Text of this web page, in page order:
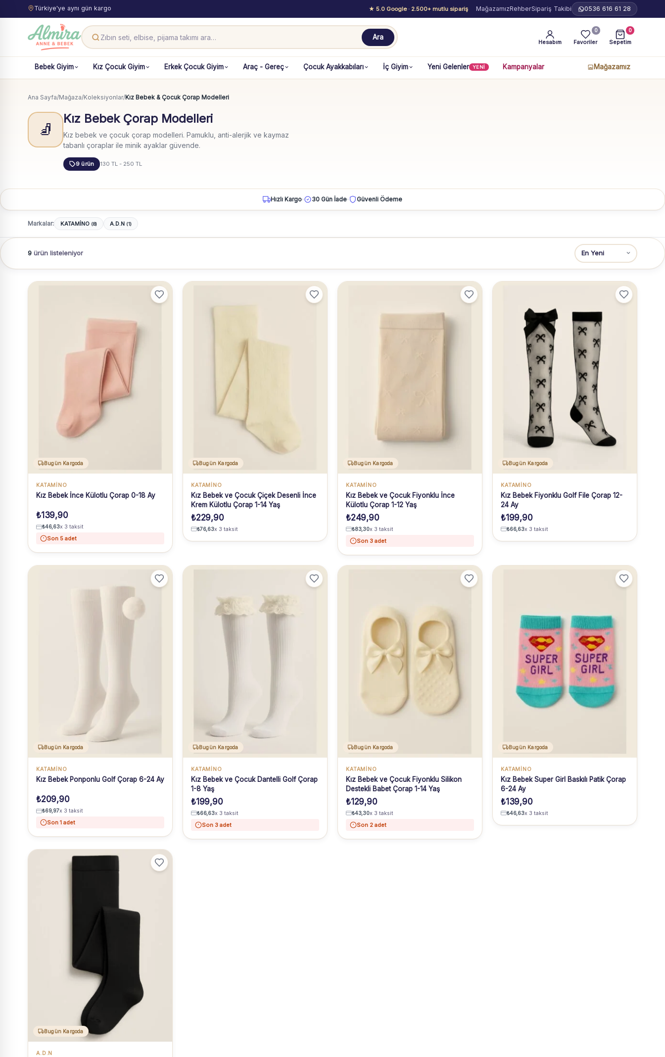
Türkiye'ye aynı gün kargo ★ 5.0 Google· 2.500+ mutlu sipariş MağazamızRehberSipariş Takibi 0536 616 61 28
Ara
Hesabım Favoriler
0
Sepetim
0
Bebek Giyim Kız Çocuk Giyim Erkek Çocuk Giyim Araç - Gereç Çocuk Ayakkabıları İç Giyim Yeni Gelenler YENİ Kampanyalar Mağazamız
Ana Sayfa/Mağaza/Koleksiyonlar/Kız Bebek & Çocuk Çorap Modelleri
🧦
Kız Bebek Çorap Modelleri
Kız bebek ve çocuk çorap modelleri. Pamuklu, anti-alerjik ve kaymaz
tabanlı çoraplar ile minik ayaklar güvende.
9 ürün 130 TL - 250 TL
Hızlı Kargo 30 Gün İade Güvenli Ödeme
Markalar: KATAMİNO (8) A.D.N (1)
9 ürün listeleniyor
Bugün Kargoda
KATAMİNO
Kız Bebek İnce Külotlu Çorap 0-18 Ay
₺139,90
₺46,63x 3 taksit
Son 5 adet
Bugün Kargoda
KATAMİNO
Kız Bebek ve Çocuk Çiçek Desenli İnce
Krem Külotlu Çorap 1-14 Yaş
₺229,90
₺76,63x 3 taksit
Bugün Kargoda
KATAMİNO
Kız Bebek ve Çocuk Fiyonklu İnce
Külotlu Çorap 1-12 Yaş
₺249,90
₺83,30x 3 taksit
Son 3 adet
Bugün Kargoda
KATAMİNO
Kız Bebek Fiyonklu Golf File Çorap 12-
24 Ay
₺199,90
₺66,63x 3 taksit
Bugün Kargoda
KATAMİNO
Kız Bebek Ponponlu Golf Çorap 6-24 Ay
₺209,90
₺69,97x 3 taksit
Son 1 adet
Bugün Kargoda
KATAMİNO
Kız Bebek ve Çocuk Dantelli Golf Çorap
1-8 Yaş
₺199,90
₺66,63x 3 taksit
Son 3 adet
Bugün Kargoda
KATAMİNO
Kız Bebek ve Çocuk Fiyonklu Silikon
Destekli Babet Çorap 1-14 Yaş
₺129,90
₺43,30x 3 taksit
Son 2 adet
Bugün Kargoda
KATAMİNO
Kız Bebek Super Girl Baskılı Patik Çorap
6-24 Ay
₺139,90
₺46,63x 3 taksit
Bugün Kargoda
A.D.N